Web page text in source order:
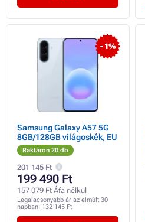
- 1%
Samsung Galaxy A57 5G
8GB/128GB világoskék, EU
Raktáron 20 db
201 145 Ft
199 490 Ft
157 079 Ft Áfa nélkül
Legalacsonyabb ár az elmúlt 30
napban: 132 145 Ft